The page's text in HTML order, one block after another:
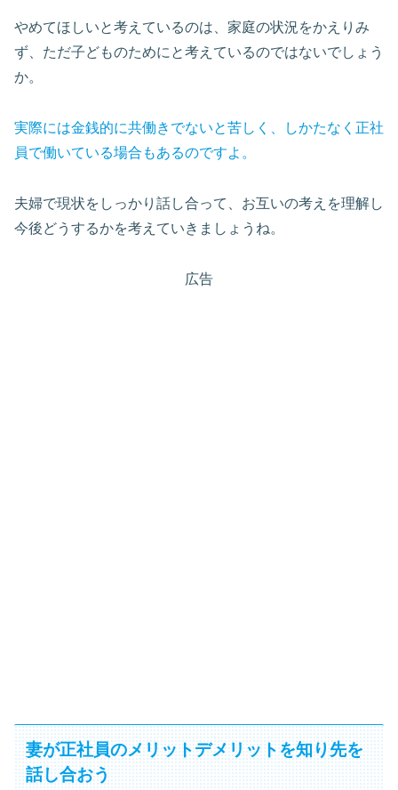
やめてほしいと考えているのは、家庭の状況をかえりみ
ず、ただ子どものためにと考えているのではないでしょう
か。
実際には金銭的に共働きでないと苦しく、しかたなく正社
員で働いている場合もあるのですよ。
夫婦で現状をしっかり話し合って、お互いの考えを理解し
今後どうするかを考えていきましょうね。
広告
妻が正社員のメリットデメリットを知り先を
話し合おう